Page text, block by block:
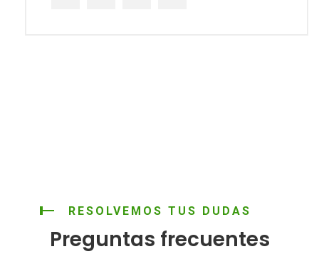
RESOLVEMOS TUS DUDAS
Preguntas frecuentes